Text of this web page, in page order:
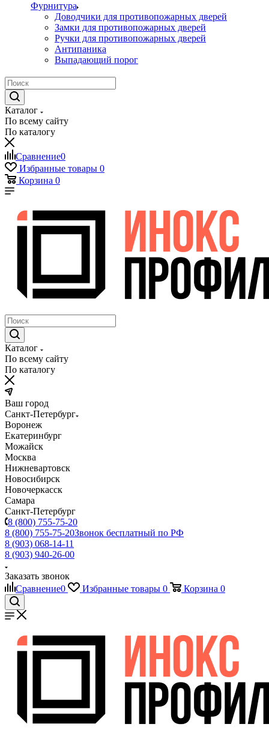
Фурнитура
Доводчики для противопожарных дверей
Замки для противопожарных дверей
Ручки для противопожарных дверей
Антипаника
Выпадающий порог
Каталог
По всему сайту
По каталогу
Сравнение0
Избранные товары 0
Корзина 0
Каталог
По всему сайту
По каталогу
Ваш город
Санкт-Петербург
Воронеж
Екатеринбург
Можайск
Москва
Нижневартовск
Новосибирск
Новочеркасск
Самара
Санкт-Петербург
8 (800) 755-75-20
8 (800) 755-75-20Звонок бесплатный по РФ
8 (903) 068-14-11
8 (903) 940-26-00
Заказать звонок
Сравнение0 Избранные товары 0 Корзина 0